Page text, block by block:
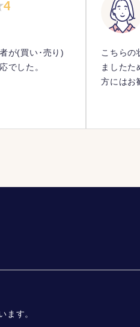
4
が(買い･売り)
でした。
こちらの
ましたた
方にはお
ます。